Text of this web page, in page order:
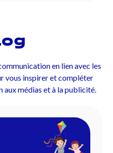
en lien avec les
vous inspirer et compléter
aux médias et à la publicité.